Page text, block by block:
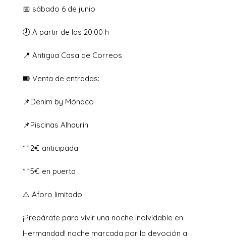
📅 sábado 6 de junio
🕗 A partir de las 20:00 h
📍 Antigua Casa de Correos
🎟️ Venta de entradas:
📌Denim by Mónaco
📌Piscinas Alhaurín
* 12€ anticipada
* 15€ en puerta
⚠️ Aforo limitado
¡Prepárate para vivir una noche inolvidable en
Hermandad! noche marcada por la devoción a